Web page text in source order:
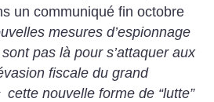
un communiqué fin octobre
mesures d’espionnage
pas là pour s’attaquer aux
fiscale du grand
cette nouvelle forme de “lutte”